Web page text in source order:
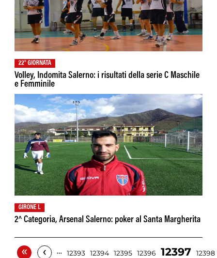
22° GIORNATA
Volley, Indomita Salerno: i risultati della serie C Maschile
e Femminile
GIRONE L
2^ Categoria, Arsenal Salerno: poker al Santa Margherita
« ‹ … 12393 12394 12395 12396 12397 12398